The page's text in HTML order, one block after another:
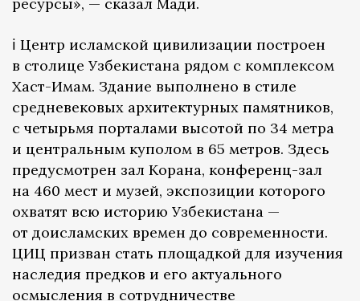
ℹ️ Центр исламской цивилизации построен
в столице Узбекистана рядом с комплексом
Хаст-Имам. Здание выполнено в стиле
средневековых архитектурных памятников,
с четырьмя порталами высотой по 34 метра
и центральным куполом в 65 метров. Здесь
предусмотрен зал Корана, конференц-зал
на 460 мест и музей, экспозиции которого
охватят всю историю Узбекистана —
от доисламских времен до современности.
ЦИЦ призван стать площадкой для изучения
наследия предков и его актуального
осмысления в сотрудничестве